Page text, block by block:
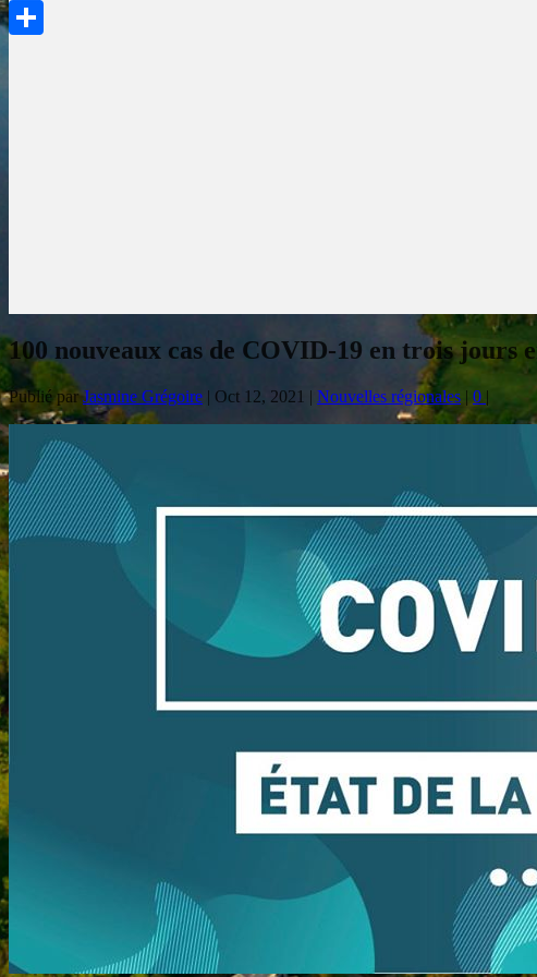
100 nouveaux cas de COVID-19 en trois jours
Publié parJasmine Grégoire | Oct 12, 2021 | Nouvelles régionales | 0 |
PrintFriendly